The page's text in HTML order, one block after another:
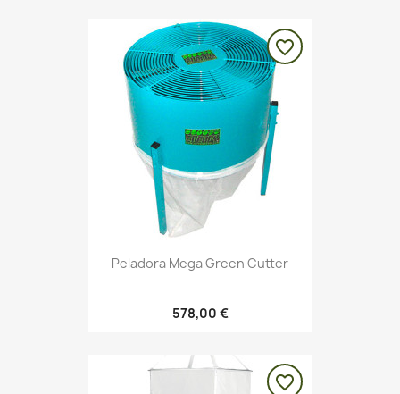
Peladora Mega Green Cutter
578,00 €
favorite_border
favorite_border